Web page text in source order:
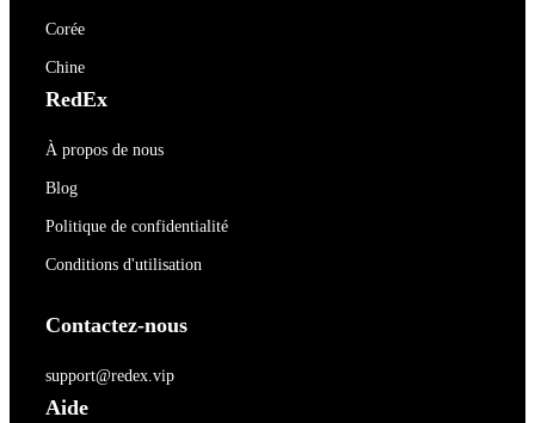
Corée
Chine
RedEx
À propos de nous
Blog
Politique de confidentialité
Conditions d'utilisation
Contactez-nous
support@redex.vip
Aide